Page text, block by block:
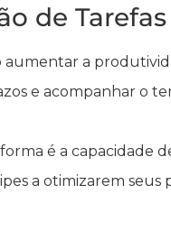
de
a
e acompanhar o
é a capacidade
a otimizarem